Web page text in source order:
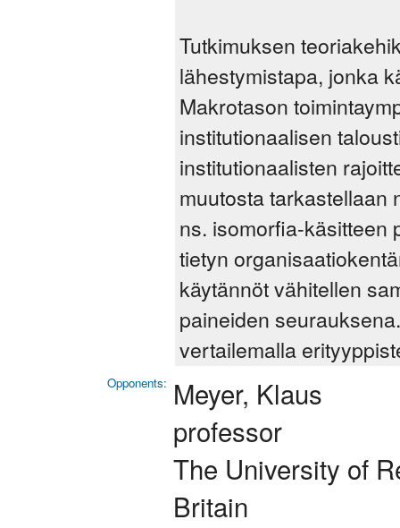
Tutkimuksen
lähestymistapa, jonka
Makrotason
institutionaalisen
institutionaalisten
muutosta tarkastellaan
ns. isomorfia-käsitteen
tietyn
käytännöt vähitellen
paineiden
vertailemalla
Opponents: Meyer, Klaus
professor
The University of
Britain